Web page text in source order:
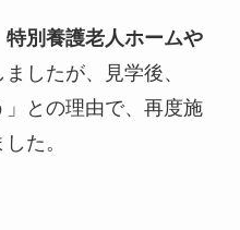
特別養護老人ホームや
したが、見学後、
」との理由で、再度施
た。